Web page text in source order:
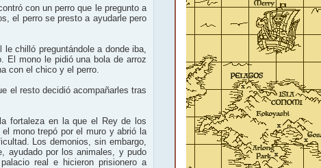
con un perro que le pregunto a
el perro se presto a ayudarle pero
chilló preguntándole a donde iba,
El mono le pidió una bola de arroz
con el chico y el perro.
el resto decidió acompañarles tras
fortaleza en la que el Rey de los
mono trepó por el muro y abrió la
Los demonios, sin embargo,
ayudado por los animales, y pudo
real e hicieron prisionero a